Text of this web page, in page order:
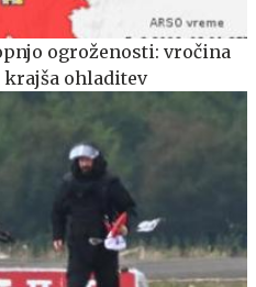
ogroženosti: vročina
krajša ohladitev